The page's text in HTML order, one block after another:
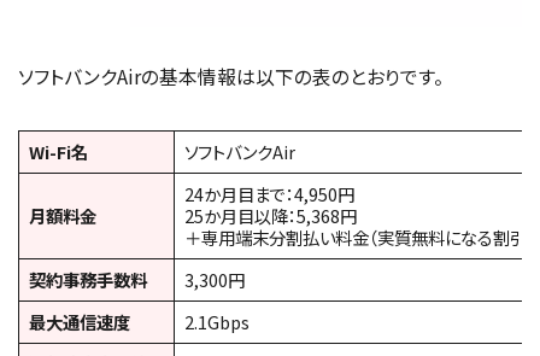
ソフトバンクAirの基本情報は以下の表のとおりです。
Wi-Fi名 ソフトバンクAir
月額料金
24か月目まで：4,950円
25か月目以降：5,368円
＋専用端末分割払い料金（実質無料になる割引
契約事務手数料
3,300円
最大通信速度
2.1Gbps